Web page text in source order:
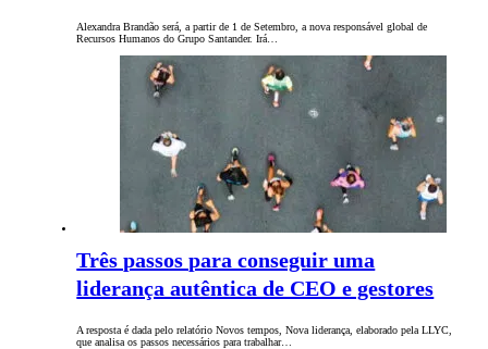
Alexandra Brandão será, a partir de 1 de Setembro, a nova responsável global de
Recursos Humanos do Grupo Santander. Irá…
Três passos para conseguir uma
liderança autêntica de CEO e gestores
A resposta é dada pelo relatório Novos tempos, Nova liderança, elaborado pela LLYC,
que analisa os passos necessários para trabalhar…